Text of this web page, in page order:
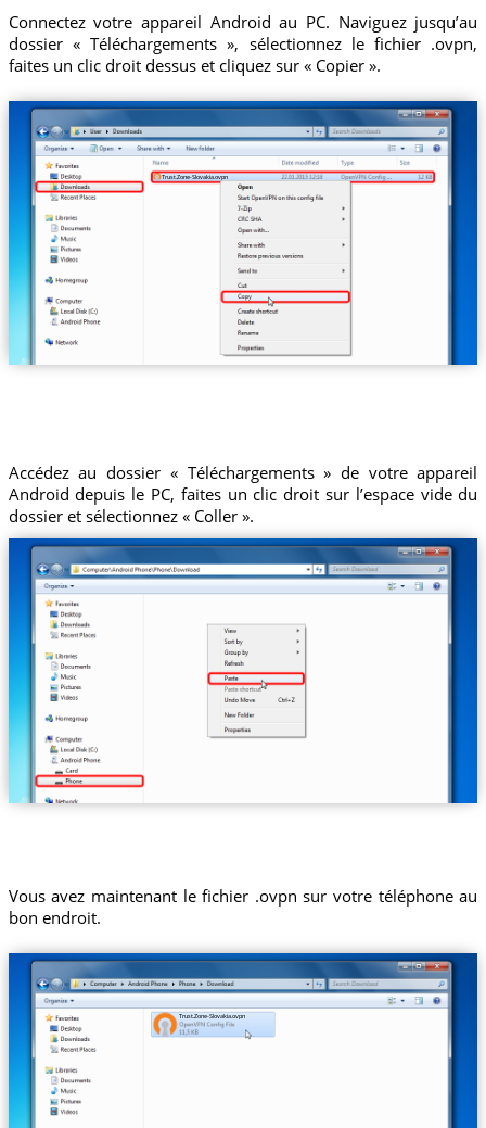
Connectez votre appareil Android au PC. Naviguez jusqu’au
dossier « Téléchargements », sélectionnez le fichier .ovpn,
faites un clic droit dessus et cliquez sur « Copier ».
Trust.Zone-Slovakia.ovpn
Accédez au dossier « Téléchargements » de votre appareil
Android depuis le PC, faites un clic droit sur l’espace vide du
dossier et sélectionnez « Coller ».
Vous avez maintenant le fichier .ovpn sur votre téléphone au
bon endroit.
Trust.Zone-Slovakia.ovpn